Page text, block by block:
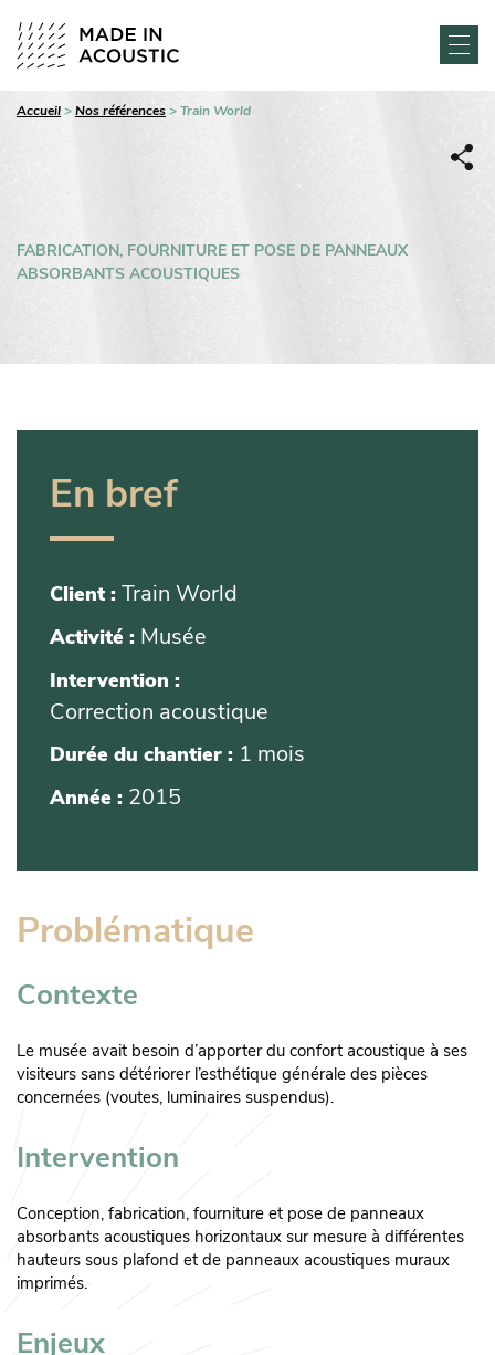
Accueil > Nos références > Train World
FABRICATION, FOURNITURE ET POSE DE PANNEAUX
ABSORBANTS ACOUSTIQUES
En bref
Client : Train World
Activité : Musée
Intervention :
Correction acoustique
Durée du chantier : 1 mois
Année : 2015
Problématique
Contexte
Le musée avait besoin d’apporter du confort acoustique à ses
visiteurs sans détériorer l’esthétique générale des pièces
concernées (voutes, luminaires suspendus).
Intervention
Conception, fabrication, fourniture et pose de panneaux
absorbants acoustiques horizontaux sur mesure à différentes
hauteurs sous plafond et de panneaux acoustiques muraux
imprimés.
Enjeux